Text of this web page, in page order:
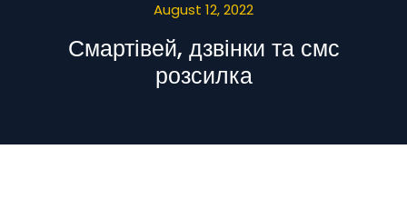
August 12, 2022
Смартівей, дзвінки та смс
розсилка